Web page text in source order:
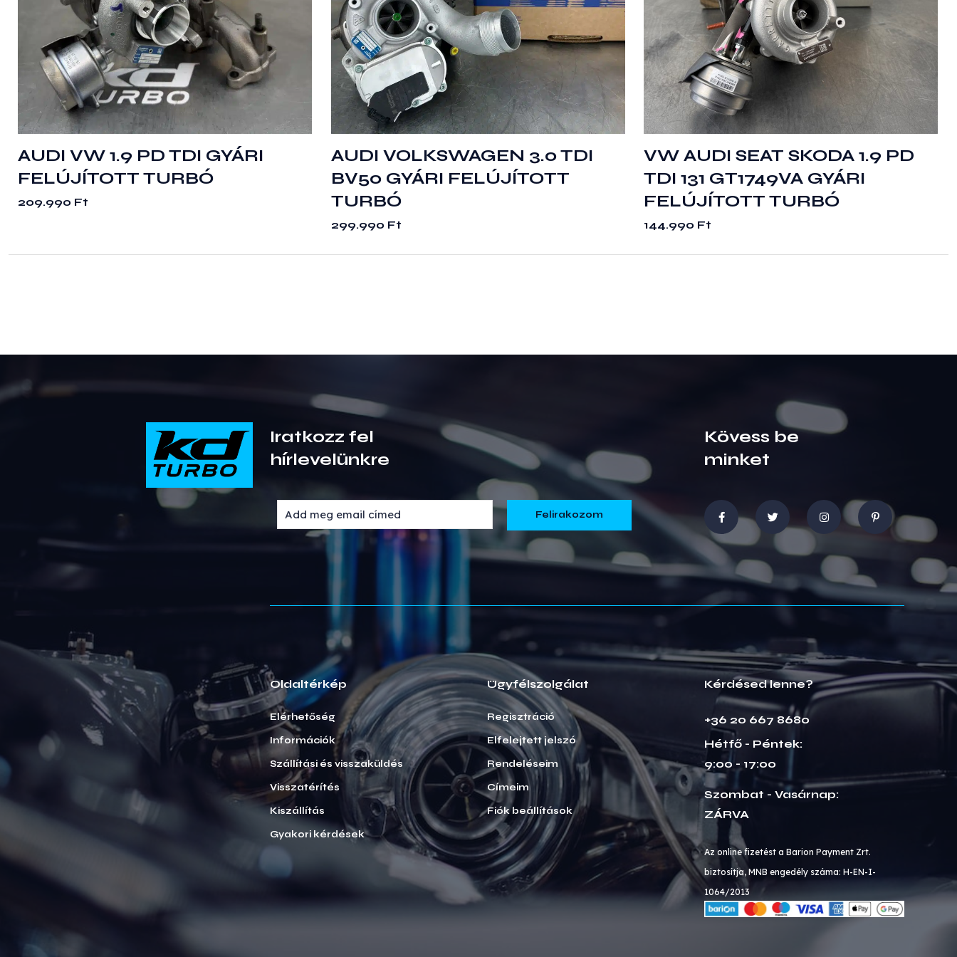
AUDI VW 1.9 PD TDI GYÁRI
FELÚJÍTOTT TURBÓ
209.990 Ft
AUDI VOLKSWAGEN 3.0 TDI
BV50 GYÁRI FELÚJÍTOTT
TURBÓ
299.990 Ft
VW AUDI SEAT SKODA 1.9 PD
TDI 131 GT1749VA GYÁRI
FELÚJÍTOTT TURBÓ
144.990 Ft
Iratkozz fel
hírlevelünkre
Kövess be
minket
Oldaltérkép
Elérhetőség
Információk
Szállítási és visszaküldés
Visszatérítés
Kiszállítás
Gyakori kérdések
Ügyfélszolgálat
Regisztráció
Elfelejtett jelszó
Rendeléseim
Címeim
Fiók beállítások
Kérdésed lenne?
+36 20 667 8680
Hétfő - Péntek:
9:00 - 17:00
Szombat - Vasárnap:
ZÁRVA
Az online fizetést a Barion Payment Zrt.
biztosítja, MNB engedély száma: H-EN-I-
1064/2013